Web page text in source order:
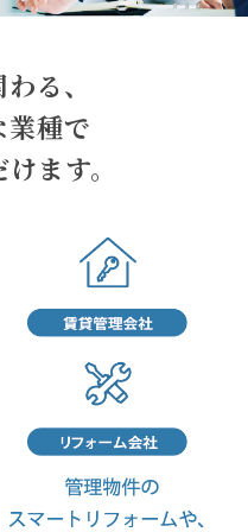
る、
業種で
ます。